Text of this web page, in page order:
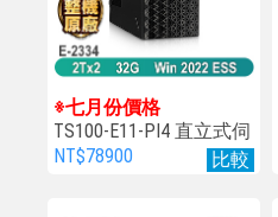
比較
※七月份價格
TS100-E11-PI4 直立式伺
服器
NT$78900